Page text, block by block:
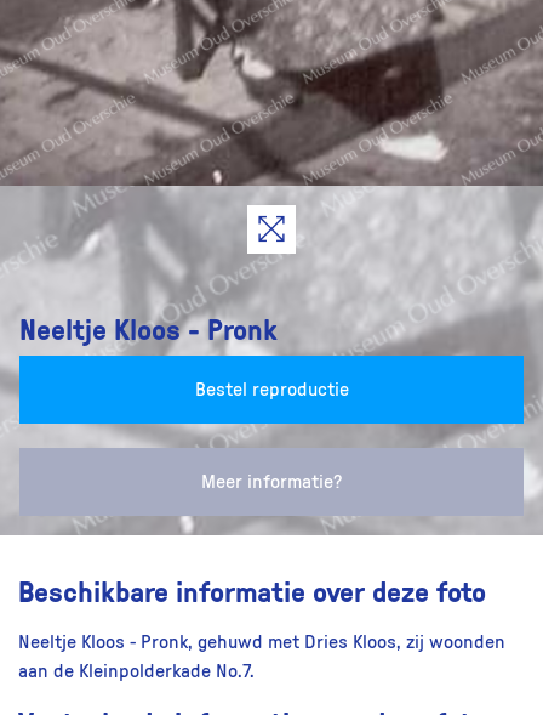
Neeltje Kloos - Pronk
Bestel reproductie
Meer informatie?
Beschikbare informatie over deze foto
Neeltje Kloos - Pronk, gehuwd met Dries Kloos, zij woonden
aan de Kleinpolderkade No.7.